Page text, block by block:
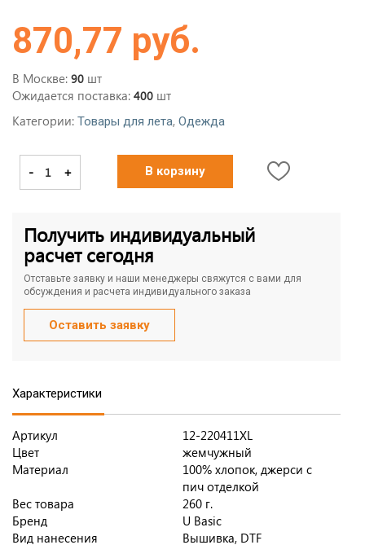
870,77 руб.
В Москве: 90 шт
Ожидается поставка: 400 шт
Категории: Товары для лета, Одежда
- + В корзину
Получить индивидуальный
расчет сегодня
Отставьте заявку и наши менеджеры свяжутся с вами для
обсуждения и расчета индивидуального заказа
Оставить заявку
Характеристики
Артикул
12-220411XL
Цвет
жемчужный
Материал
100% хлопок, джерси с
пич отделкой
Вес товара
260 г.
Бренд
U Basic
Вид нанесения
Вышивка, DTF